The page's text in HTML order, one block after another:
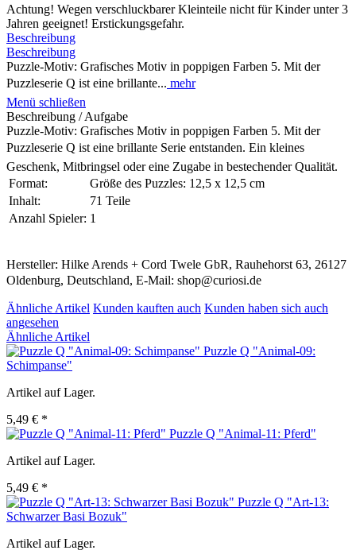
Achtung! Wegen verschluckbarer Kleinteile nicht für Kinder unter 3
Jahren geeignet! Erstickungsgefahr.
Beschreibung
Beschreibung
Puzzle-Motiv: Grafisches Motiv in poppigen Farben 5. Mit der
Puzzleserie Q ist eine brillante... mehr
Menü schließen
Beschreibung / Aufgabe
Puzzle-Motiv: Grafisches Motiv in poppigen Farben 5. Mit der
Puzzleserie Q ist eine brillante Serie entstanden. Ein kleines
Geschenk, Mitbringsel oder eine Zugabe in bestechender Qualität.
Format:
Größe des Puzzles: 12,5 x 12,5 cm
Inhalt:
71 Teile
Anzahl Spieler: 1
Hersteller: Hilke Arends + Cord Twele GbR, Rauhehorst 63, 26127
Oldenburg, Deutschland, E-Mail: shop@curiosi.de
Ähnliche Artikel Kunden kauften auch Kunden haben sich auch
angesehen
Ähnliche Artikel
Puzzle Q "Animal-09:
Schimpanse"
Artikel auf Lager.
5,49 € *
Puzzle Q "Animal-11: Pferd"
Artikel auf Lager.
5,49 € *
Puzzle Q "Art-13:
Schwarzer Basi Bozuk"
Artikel auf Lager.